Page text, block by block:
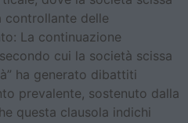
controllante delle
La continuazione
cui la società scissa
ha generato dibattiti
prevalente, sostenuto dalla
questa clausola indichi